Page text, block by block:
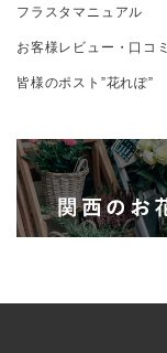
フラスタマニュアル
お客様レビュー・口コミ
皆様のポスト”花れぽ”